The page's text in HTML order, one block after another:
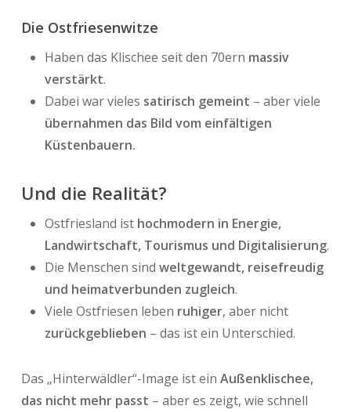
Die Ostfriesenwitze
Haben das Klischee seit den 70ern massiv
verstärkt.
Dabei war vieles satirisch gemeint – aber viele
übernahmen das Bild vom einfältigen
Küstenbauern.
Und die Realität?
Ostfriesland ist hochmodern in Energie,
Landwirtschaft, Tourismus und Digitalisierung.
Die Menschen sind weltgewandt, reisefreudig
und heimatverbunden zugleich.
Viele Ostfriesen leben ruhiger, aber nicht
zurückgeblieben – das ist ein Unterschied.
Das „Hinterwäldler“-Image ist ein Außenklischee,
das nicht mehr passt – aber es zeigt, wie schnell